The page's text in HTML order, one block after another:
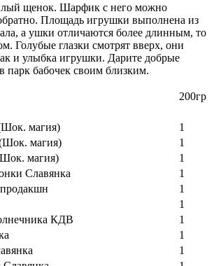
щенок. Шарфик с него можно
Площадь игрушки выполнена из
а ушки отличаются более длинным, то
Голубые глазки смотрят вверх, они
и улыбка игрушки. Дарите добрые
парк бабочек своим близким.
200гр
магия)
1
магия)
1
магия)
1
Славянка
1
1
1
КДВ
1
1
1